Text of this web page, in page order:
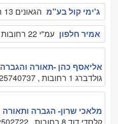
ג'ימי קול בע"מ הגאונים 13 רחובות , 089416797
אמיר חלפון עמ"י 22 רחובות , 0522921591
אליאסף כהן -תאורה והגברה
גולדברג 1 רחובות , 0525740737
מלאכי שרון- הגברה ותאורה